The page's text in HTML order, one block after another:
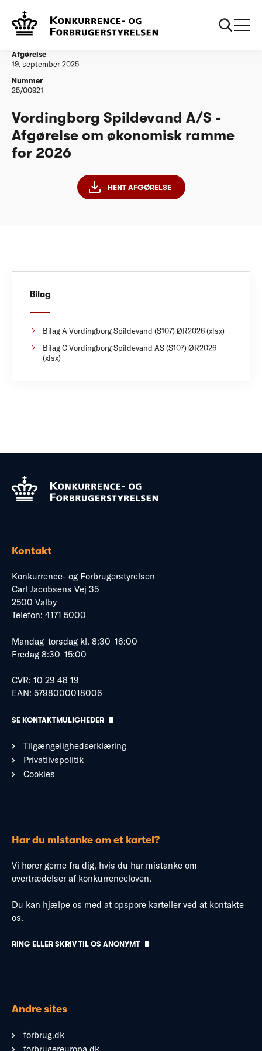
Vandtilsyn
økonomisk ramme for 2026
Afgørelse
19. september 2025
Nummer
25/00921
Vordingborg Spildevand A/S -
Afgørelse om økonomisk ramme
for 2026
HENT AFGØRELSE
Bilag
Bilag A Vordingborg Spildevand (S107) ØR2026 (xlsx)
Bilag C Vordingborg Spildevand AS (S107) ØR2026
(xlsx)
Kontakt
Konkurrence- og Forbrugerstyrelsen
Carl Jacobsens Vej 35
2500 Valby
Telefon: 4171 5000
Mandag–torsdag kl. 8:30–16:00
Fredag 8:30–15:00
CVR: 10 29 48 19
EAN: 5798000018006
SE KONTAKTMULIGHEDER
Tilgængelighedserklæring
Privatlivspolitik
Cookies
Har du mistanke om et kartel?
Vi hører gerne fra dig, hvis du har mistanke om
overtrædelser af konkurrenceloven.
Du kan hjælpe os med at opspore karteller ved at kontakte
os.
RING ELLER SKRIV TIL OS ANONYMT
Andre sites
forbrug.dk